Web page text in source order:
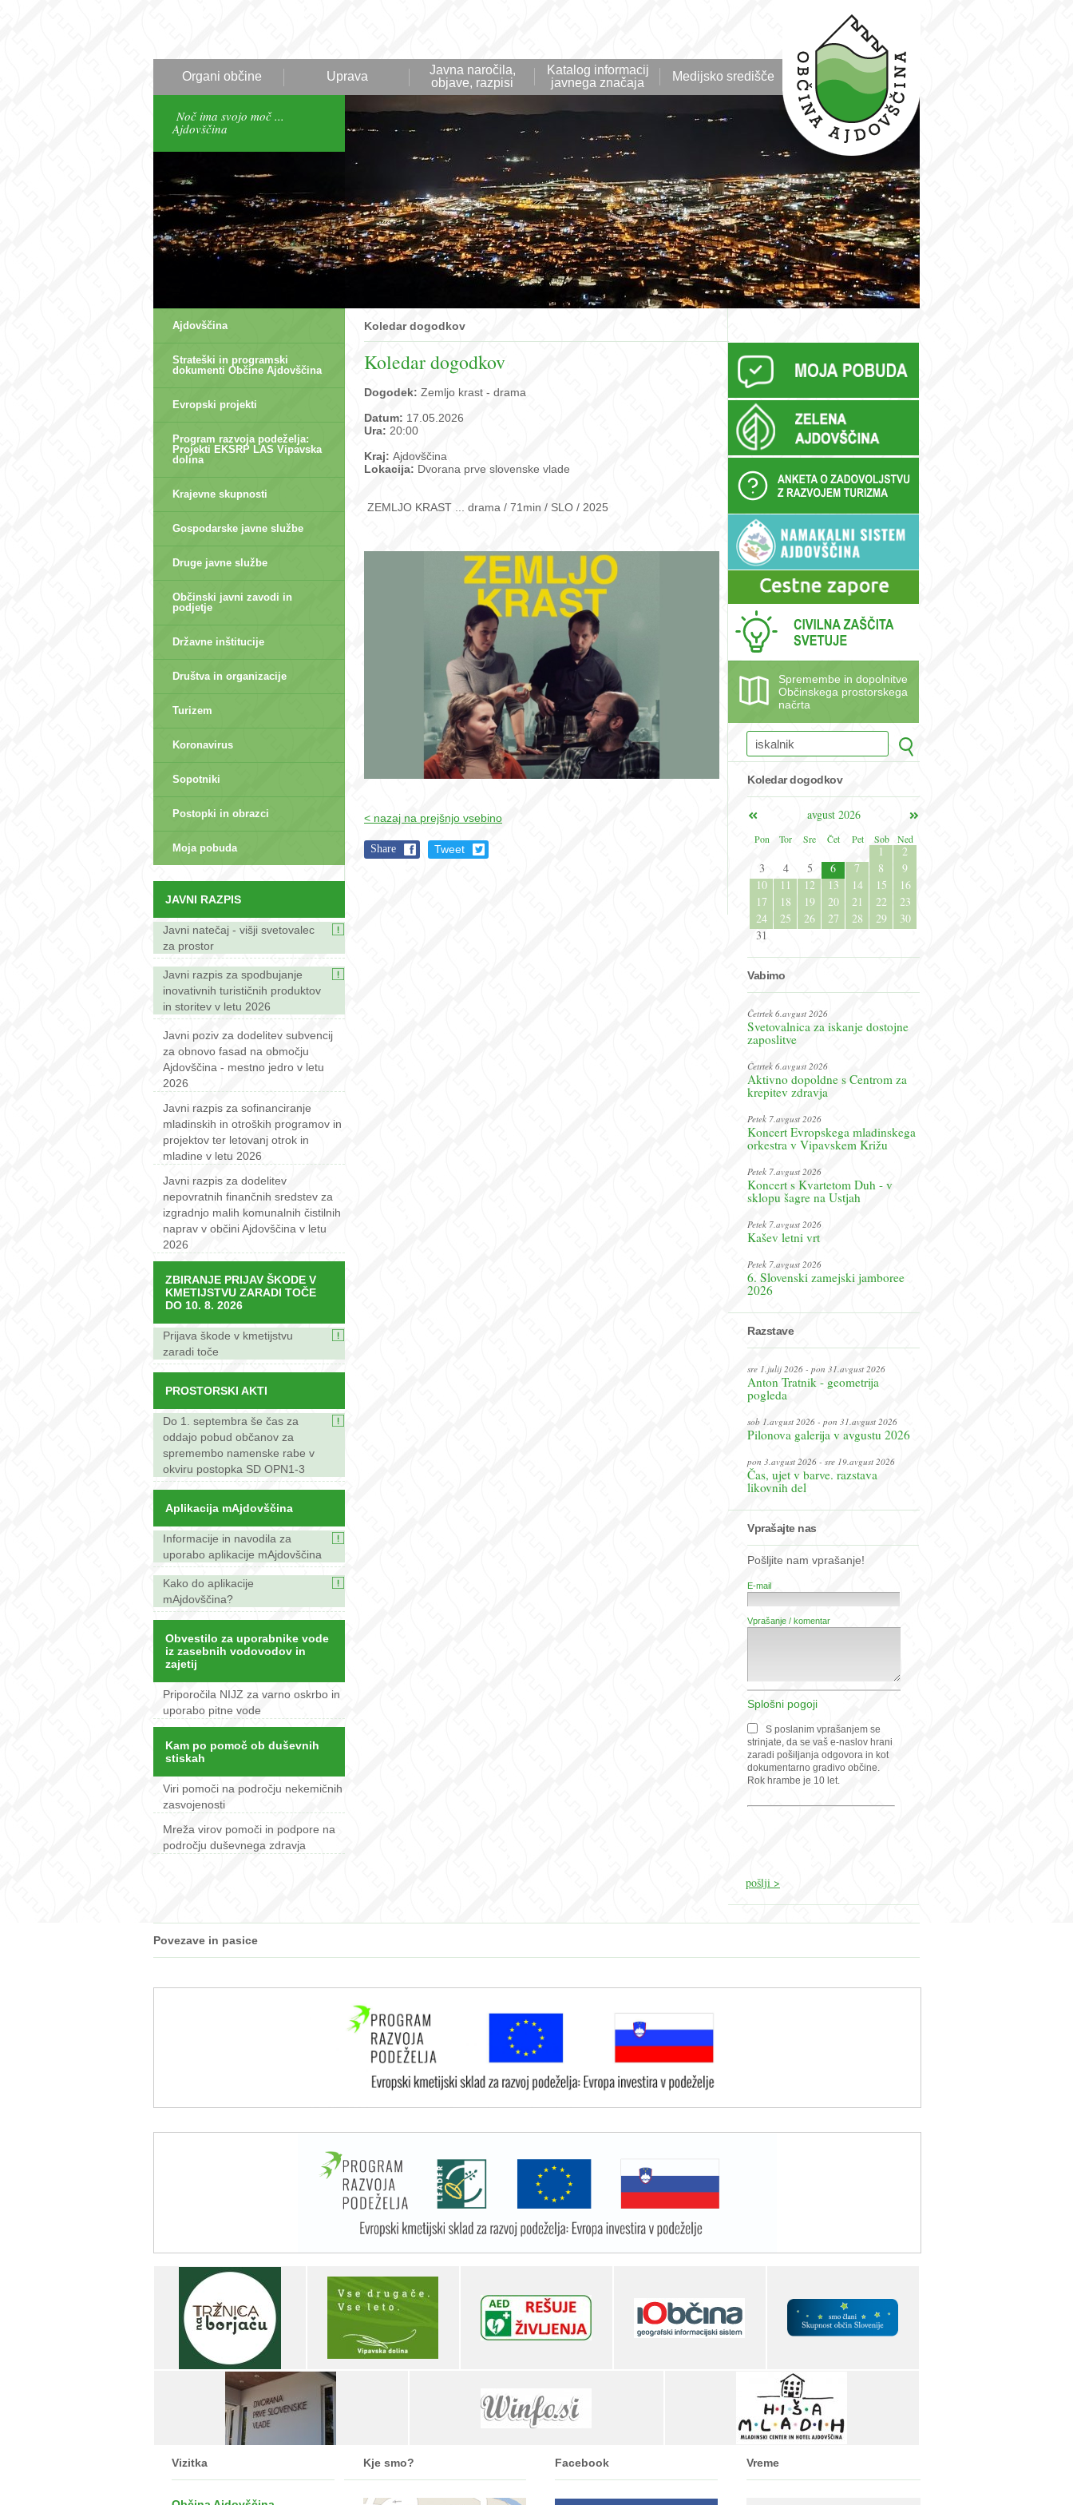
Organi občine Uprava
Javna naročila,
objave, razpisi
Katalog informacij
javnega značaja
Medijsko središče
Noč ima svojo moč ...
Ajdovščina
Ajdovščina
Strateški in programski
dokumenti Občine Ajdovščina
Evropski projekti
Program razvoja podeželja:
Projekti EKSRP LAS Vipavska
dolina
Krajevne skupnosti
Gospodarske javne službe
Druge javne službe
Občinski javni zavodi in
podjetje
Državne inštitucije
Društva in organizacije
Turizem
Koronavirus
Sopotniki
Postopki in obrazci
Moja pobuda
JAVNI RAZPIS
Javni natečaj - višji svetovalec
za prostor
Javni razpis za spodbujanje
inovativnih turističnih produktov
in storitev v letu 2026
Javni poziv za dodelitev subvencij
za obnovo fasad na območju
Ajdovščina - mestno jedro v letu
2026
Javni razpis za sofinanciranje
mladinskih in otroških programov in
projektov ter letovanj otrok in
mladine v letu 2026
Javni razpis za dodelitev
nepovratnih finančnih sredstev za
izgradnjo malih komunalnih čistilnih
naprav v občini Ajdovščina v letu
2026
ZBIRANJE PRIJAV ŠKODE V
KMETIJSTVU ZARADI TOČE
DO 10. 8. 2026
Prijava škode v kmetijstvu
zaradi toče
PROSTORSKI AKTI
Do 1. septembra še čas za
oddajo pobud občanov za
spremembo namenske rabe v
okviru postopka SD OPN1-3
Aplikacija mAjdovščina
Informacije in navodila za
uporabo aplikacije mAjdovščina
Kako do aplikacije
mAjdovščina?
Obvestilo za uporabnike vode
iz zasebnih vodovodov in
zajetij
Priporočila NIJZ za varno oskrbo in
uporabo pitne vode
Kam po pomoč ob duševnih
stiskah
Viri pomoči na področju nekemičnih
zasvojenosti
Mreža virov pomoči in podpore na
področju duševnega zdravja
Koledar dogodkov
Koledar dogodkov
Dogodek: Zemljo krast - drama
Datum: 17.05.2026
Ura: 20:00
Kraj: Ajdovščina
Lokacija: Dvorana prve slovenske vlade
ZEMLJO KRAST ... drama / 71min / SLO / 2025
< nazaj na prejšnjo vsebino
Share Tweet
Spremembe in dopolnitve
Občinskega prostorskega
načrta
Koledar dogodkov
avgust 2026
Pon
Tor Sre Čet Pet Sob Ned
1
2
3
4 5 6 7 8
9
10
11 12 13 14 15
16
17
18 19 20 21 22
23
24
25 26 27 28 29
30
31
Vabimo
Četrtek 6.avgust 2026
Svetovalnica za iskanje dostojne
zaposlitve
Četrtek 6.avgust 2026
Aktivno dopoldne s Centrom za
krepitev zdravja
Petek 7.avgust 2026
Koncert Evropskega mladinskega
orkestra v Vipavskem Križu
Petek 7.avgust 2026
Koncert s Kvartetom Duh - v
sklopu šagre na Ustjah
Petek 7.avgust 2026
Kašev letni vrt
Petek 7.avgust 2026
6. Slovenski zamejski jamboree
2026
Razstave
sre 1.julij 2026 - pon 31.avgust 2026
Anton Tratnik - geometrija
pogleda
sob 1.avgust 2026 - pon 31.avgust 2026
Pilonova galerija v avgustu 2026
pon 3.avgust 2026 - sre 19.avgust 2026
Čas, ujet v barve. razstava
likovnih del
Vprašajte nas
Pošljite nam vprašanje!
E-mail
Vprašanje / komentar
Splošni pogoji
S poslanim vprašanjem se
strinjate, da se vaš e-naslov hrani
zaradi pošiljanja odgovora in kot
dokumentarno gradivo občine.
Rok hrambe je 10 let.
Povezave in pasice
Vizitka Kje smo? Facebook Vreme